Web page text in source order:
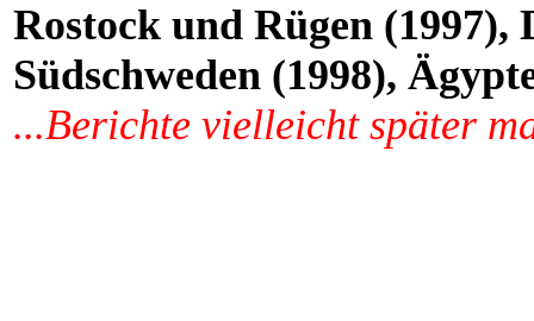
Rostock und Rügen (1997),
Südschweden (1998),
...Berichte vielleicht später